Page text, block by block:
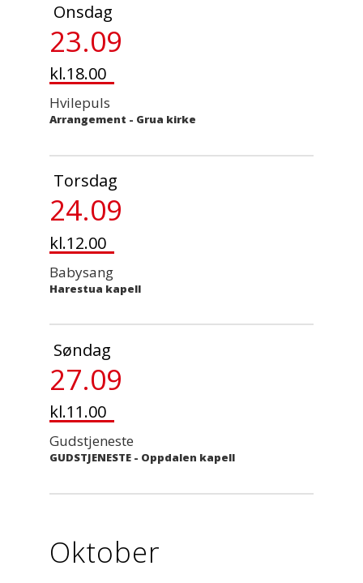
Onsdag
23.09
kl.18.00
Hvilepuls
Arrangement - Grua kirke
Torsdag
24.09
kl.12.00
Babysang
Harestua kapell
Søndag
27.09
kl.11.00
Gudstjeneste
GUDSTJENESTE - Oppdalen kapell
Oktober